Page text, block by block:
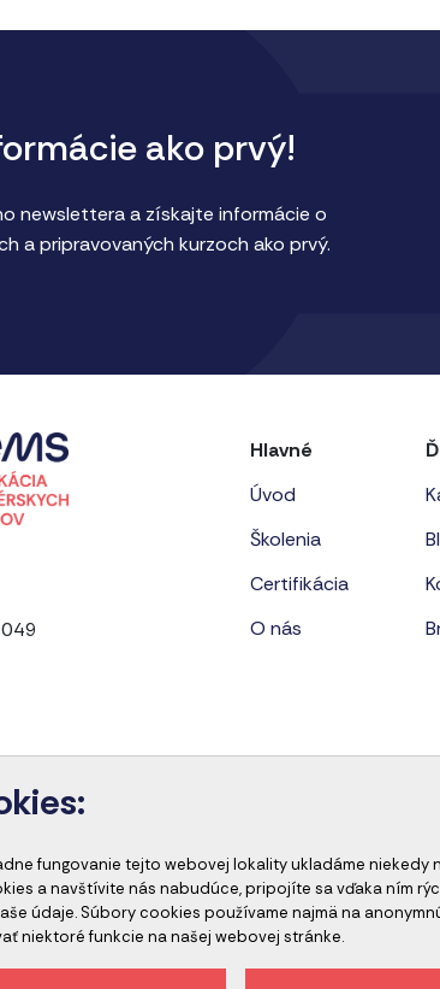
ako prvý!
newslettera a získajte informácie o
a pripravovaných kurzoch ako prvý.
Hlavné
Úvod
Školenia
Certifikácia
O nás
Ochrana osobných údajov
fungovanie tejto webovej lokality ukladáme niekedy
a navštívite nás nabudúce, pripojíte sa vďaka ním
údaje. Súbory cookies používame najmä na
niektoré funkcie na našej webovej stránke.